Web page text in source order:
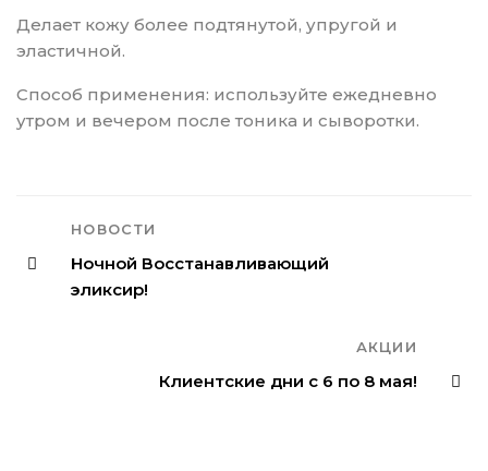
Делает кожу более подтянутой, упругой и
эластичной.
Способ применения: используйте ежедневно
утром и вечером после тоника и сыворотки.
НОВОСТИ
Ночной Восстанавливающий
эликсир!
АКЦИИ
Клиентские дни с 6 по 8 мая!